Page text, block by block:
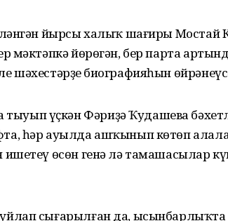
йырсы халыҡ шағиры Мостай
мәктәпкә йөрөгән, бер парта
шәхестәрҙең биографияһын
үҫкән Фәриҙә Ҡудашева
һәр ауылда ашҡынып көтөп
ишетеү өсөн генә лә тамашасылар
сығарылған да, ысынбарлыҡта